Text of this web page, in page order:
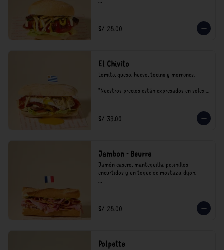
consumo.
S/ 28.00
El Chivito
Lomito, queso, huevo, tocino y morrones.
*Nuestros precios están expresados en soles e
S/ 39.00
Jambon - Beurre
Jamón casero, mantequilla, pepinillos
encurtidos y un toque de mostaza dijon.
consumo.
S/ 28.00
Polpette